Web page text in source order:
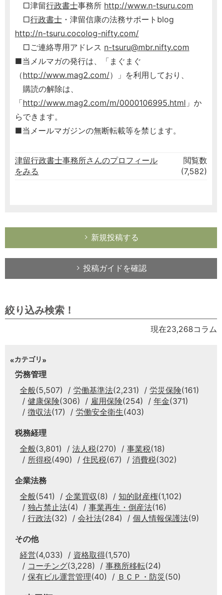
□津留行政書士事務所 http://www.n-tsuru.com
□行政書士 ・津留信康の法務サポートblog
http://n-tsuru.cocolog-nifty.com/
□ご連絡専用アドレス n-tsuru@mbr.nifty.com
■当メルマガの発行は、「まぐまぐ
（http://www.mag2.com/）」を利用しており、
購読の解除は、
「http://www.mag2.com/m/0000106995.html 」か
らできます。
■当メールマガジンの無断転載等を禁じます。
津留行政書士事務所さんのプロフィール
をみる
閲覧数
(7,582)
新規投稿する
投稿ガイドを確認
絞り込み検索！
現在23,268コラム
カテゴリ
労務管理
全般(5,507) 労働基準法(2,231) 労災保険(161)
健康保険(306) 雇用保険(254) 年金(371)
徴収法(17) 労働安全衛生(403)
税務経理
全般(3,801) 法人税(270) 事業税(18)
所得税(490) 住民税(67) 消費税(302)
企業法務
全般(541) 企業買収(8) 知的財産権(1,102)
独占禁止法(4) 事業再生・倒産法(16)
行政法(32) 会社法(284) 個人情報保護法(9)
その他
経営(4,033) 資格取得(1,570)
コーチング(3,228) 事務所移転(24)
保有ビル運営管理(40) ＢＣＰ・防災 (50)